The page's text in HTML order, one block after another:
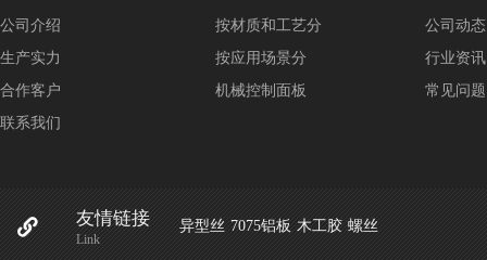
丝印铭牌
高光拉丝铭牌
UV铭牌
公司介绍
生产实力
合作客户
联系我们
按材质和工艺分
按应用场景分
机械控制面板
公司动态
行业资讯
常见问题
友情链接
Link
异型丝 7075铝板 木工胶 螺丝